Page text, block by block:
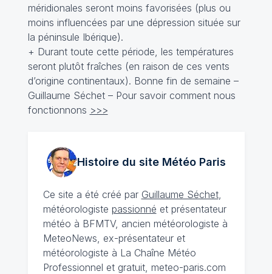
méridionales seront moins favorisées (plus ou
moins influencées par une dépression située sur
la péninsule Ibérique).
+ Durant toute cette période, les températures
seront plutôt fraîches (en raison de ces vents
d’origine continentaux). Bonne fin de semaine –
Guillaume Séchet – Pour savoir comment nous
fonctionnons >>>
Histoire du site MétéoParis
Ce site a été créé par Guillaume Séchet,
météorologiste passionné et présentateur
météo à BFMTV, ancien météorologiste à
MeteoNews, ex-présentateur et
météorologiste à La Chaîne Météo
Professionnel et gratuit, meteo-paris.com